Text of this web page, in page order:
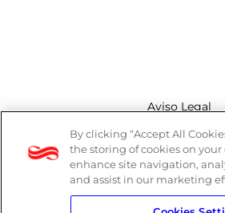
Aviso Legal
Canal de
Política de
By clicking “Accept All
the storing of cookies on your
enhance site navigation,
and assist in our marketing